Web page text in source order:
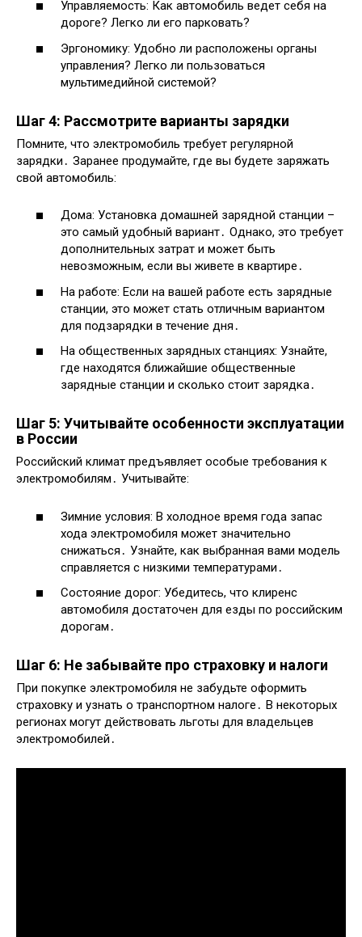
Управляемость: Как автомобиль ведет себя на
дороге? Легко ли его парковать?
Эргономику: Удобно ли расположены органы
управления? Легко ли пользоваться
мультимедийной системой?
Шаг 4: Рассмотрите варианты зарядки
Помните, что электромобиль требует регулярной
зарядки․ Заранее продумайте, где вы будете заряжать
свой автомобиль:
Дома: Установка домашней зарядной станции –
это самый удобный вариант․ Однако, это требует
дополнительных затрат и может быть
невозможным, если вы живете в квартире․
На работе: Если на вашей работе есть зарядные
станции, это может стать отличным вариантом
для подзарядки в течение дня․
На общественных зарядных станциях: Узнайте,
где находятся ближайшие общественные
зарядные станции и сколько стоит зарядка․
Шаг 5: Учитывайте особенности эксплуатации
в России
Российский климат предъявляет особые требования к
электромобилям․ Учитывайте:
Зимние условия: В холодное время года запас
хода электромобиля может значительно
снижаться․ Узнайте, как выбранная вами модель
справляется с низкими температурами․
Состояние дорог: Убедитесь, что клиренс
автомобиля достаточен для езды по российским
дорогам․
Шаг 6: Не забывайте про страховку и налоги
При покупке электромобиля не забудьте оформить
страховку и узнать о транспортном налоге․ В некоторых
регионах могут действовать льготы для владельцев
электромобилей․